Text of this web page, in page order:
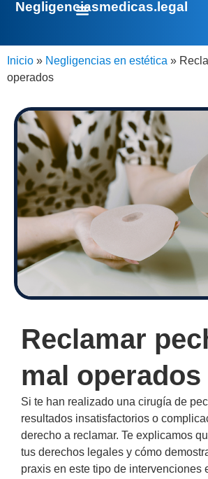
Negligenciasmedicas.legal
Inicio » Negligencias en estética »
operados
Reclamar
mal operados
Si te han realizado una cirugía de
resultados insatisfactorios o
derecho a reclamar. Te explicamos
tus derechos legales y cómo
praxis en este tipo de intervenciones